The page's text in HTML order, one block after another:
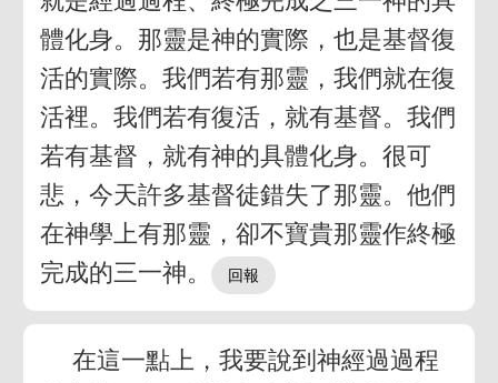
體化身。那靈是神的實際，也是基督復
活的實際。我們若有那靈，我們就在復
活裡。我們若有復活，就有基督。我們
若有基督，就有神的具體化身。很可
悲，今天許多基督徒錯失了那靈。他們
在神學上有那靈，卻不寶貴那靈作終極
完成的三一神。
在這一點上，我要說到神經過過程